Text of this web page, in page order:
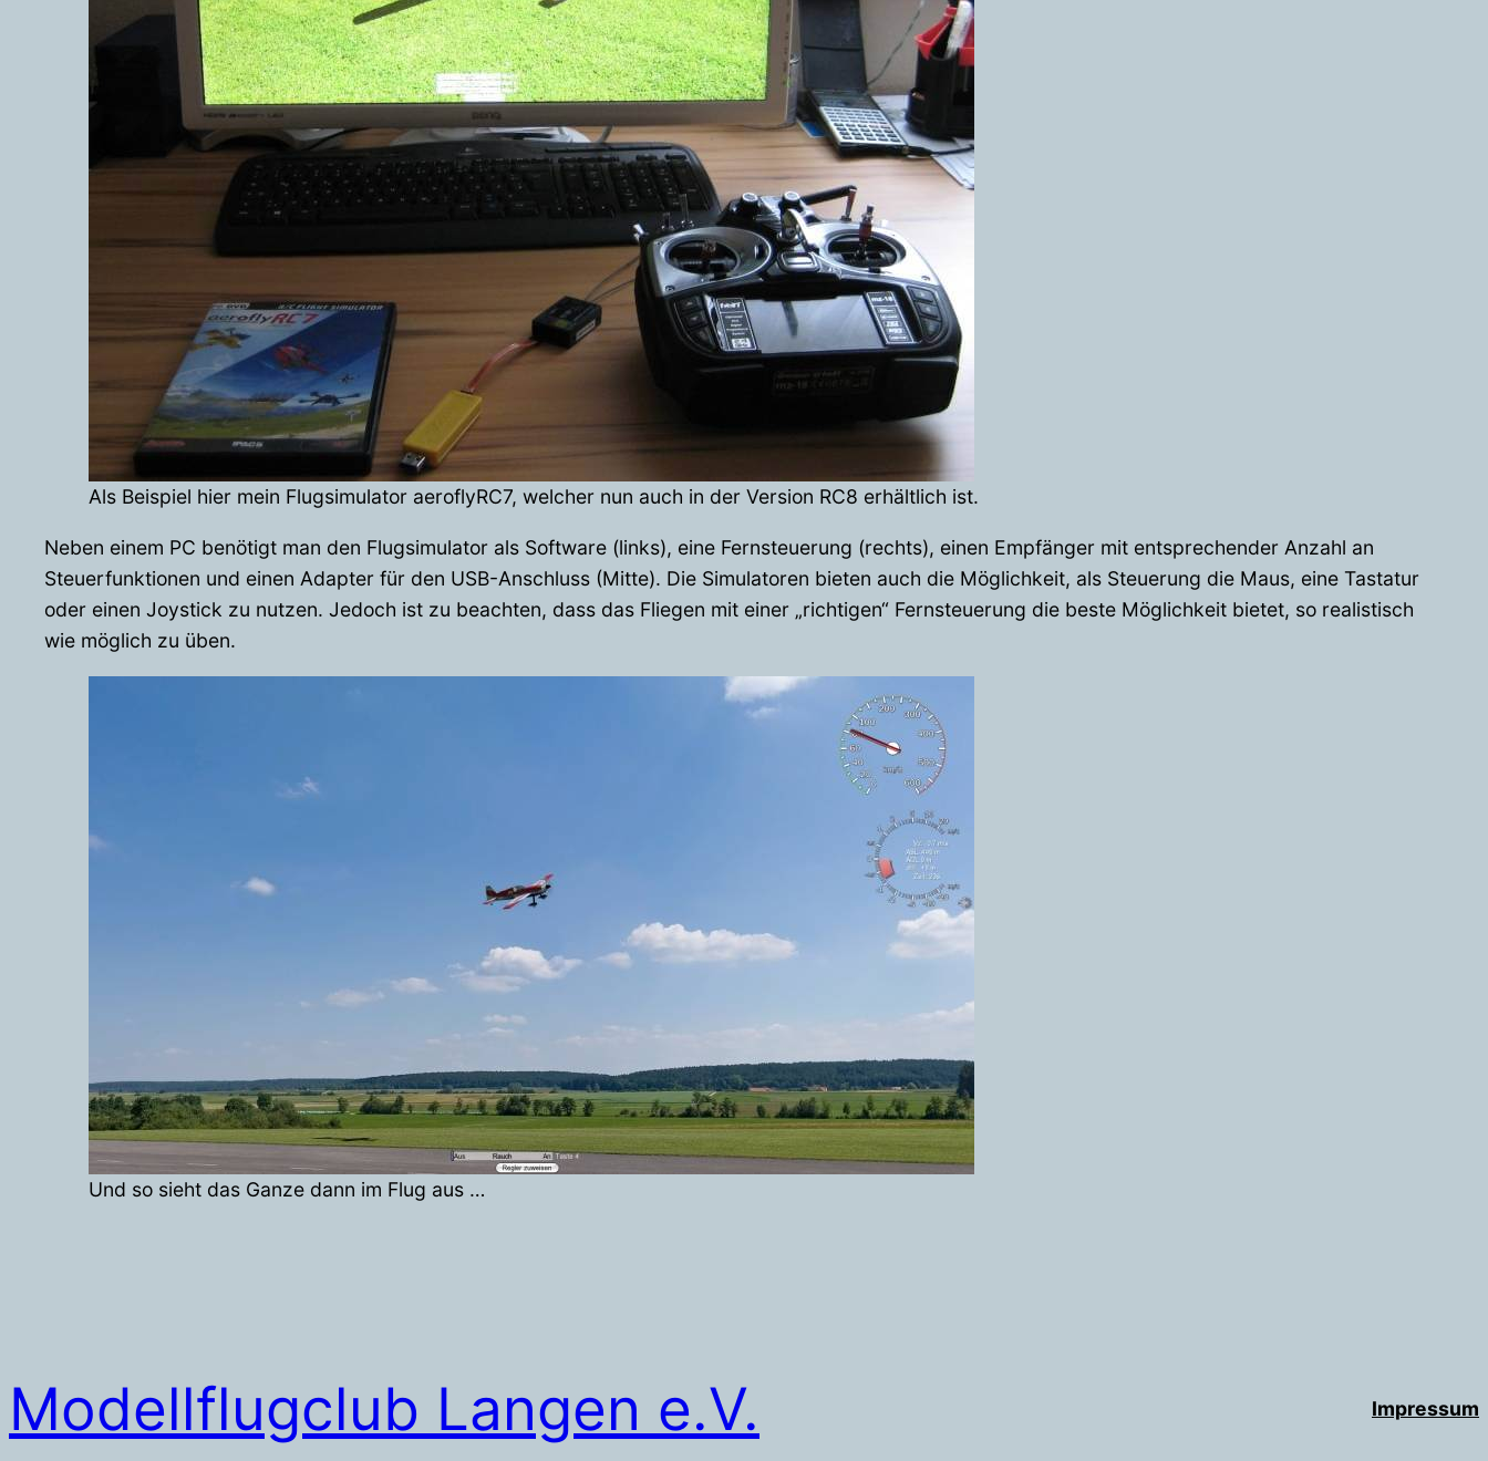
Als Beispiel hier mein Flugsimulator aeroflyRC7, welcher nun auch in der Version RC8 erhältlich ist.
Neben einem PC benötigt man den Flugsimulator als Software (links), eine Fernsteuerung (rechts), einen Empfänger mit entsprechender Anzahl an
Steuerfunktionen und einen Adapter für den USB-Anschluss (Mitte). Die Simulatoren bieten auch die Möglichkeit, als Steuerung die Maus, eine Tastatur
oder einen Joystick zu nutzen. Jedoch ist zu beachten, dass das Fliegen mit einer „richtigen“ Fernsteuerung die beste Möglichkeit bietet, so realistisch
wie möglich zu üben.
Und so sieht das Ganze dann im Flug aus …
Modellflugclub Langen e.V. Impressum